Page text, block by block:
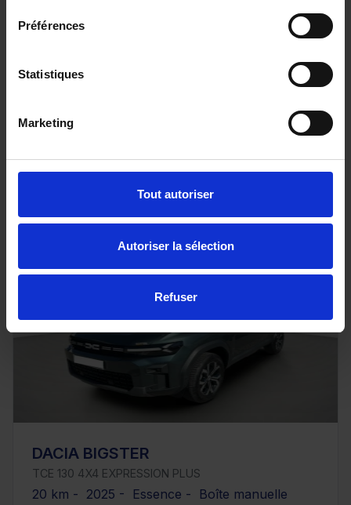
Préférences
Statistiques
Marketing
Tout autoriser
Autoriser la sélection
Refuser
205 BVA10 E-4WD TREMOR COVER 4PL
DACIA BIGSTER
TCE 130 4X4 EXPRESSION PLUS
20 km - 2025 - Essence - Boîte manuelle